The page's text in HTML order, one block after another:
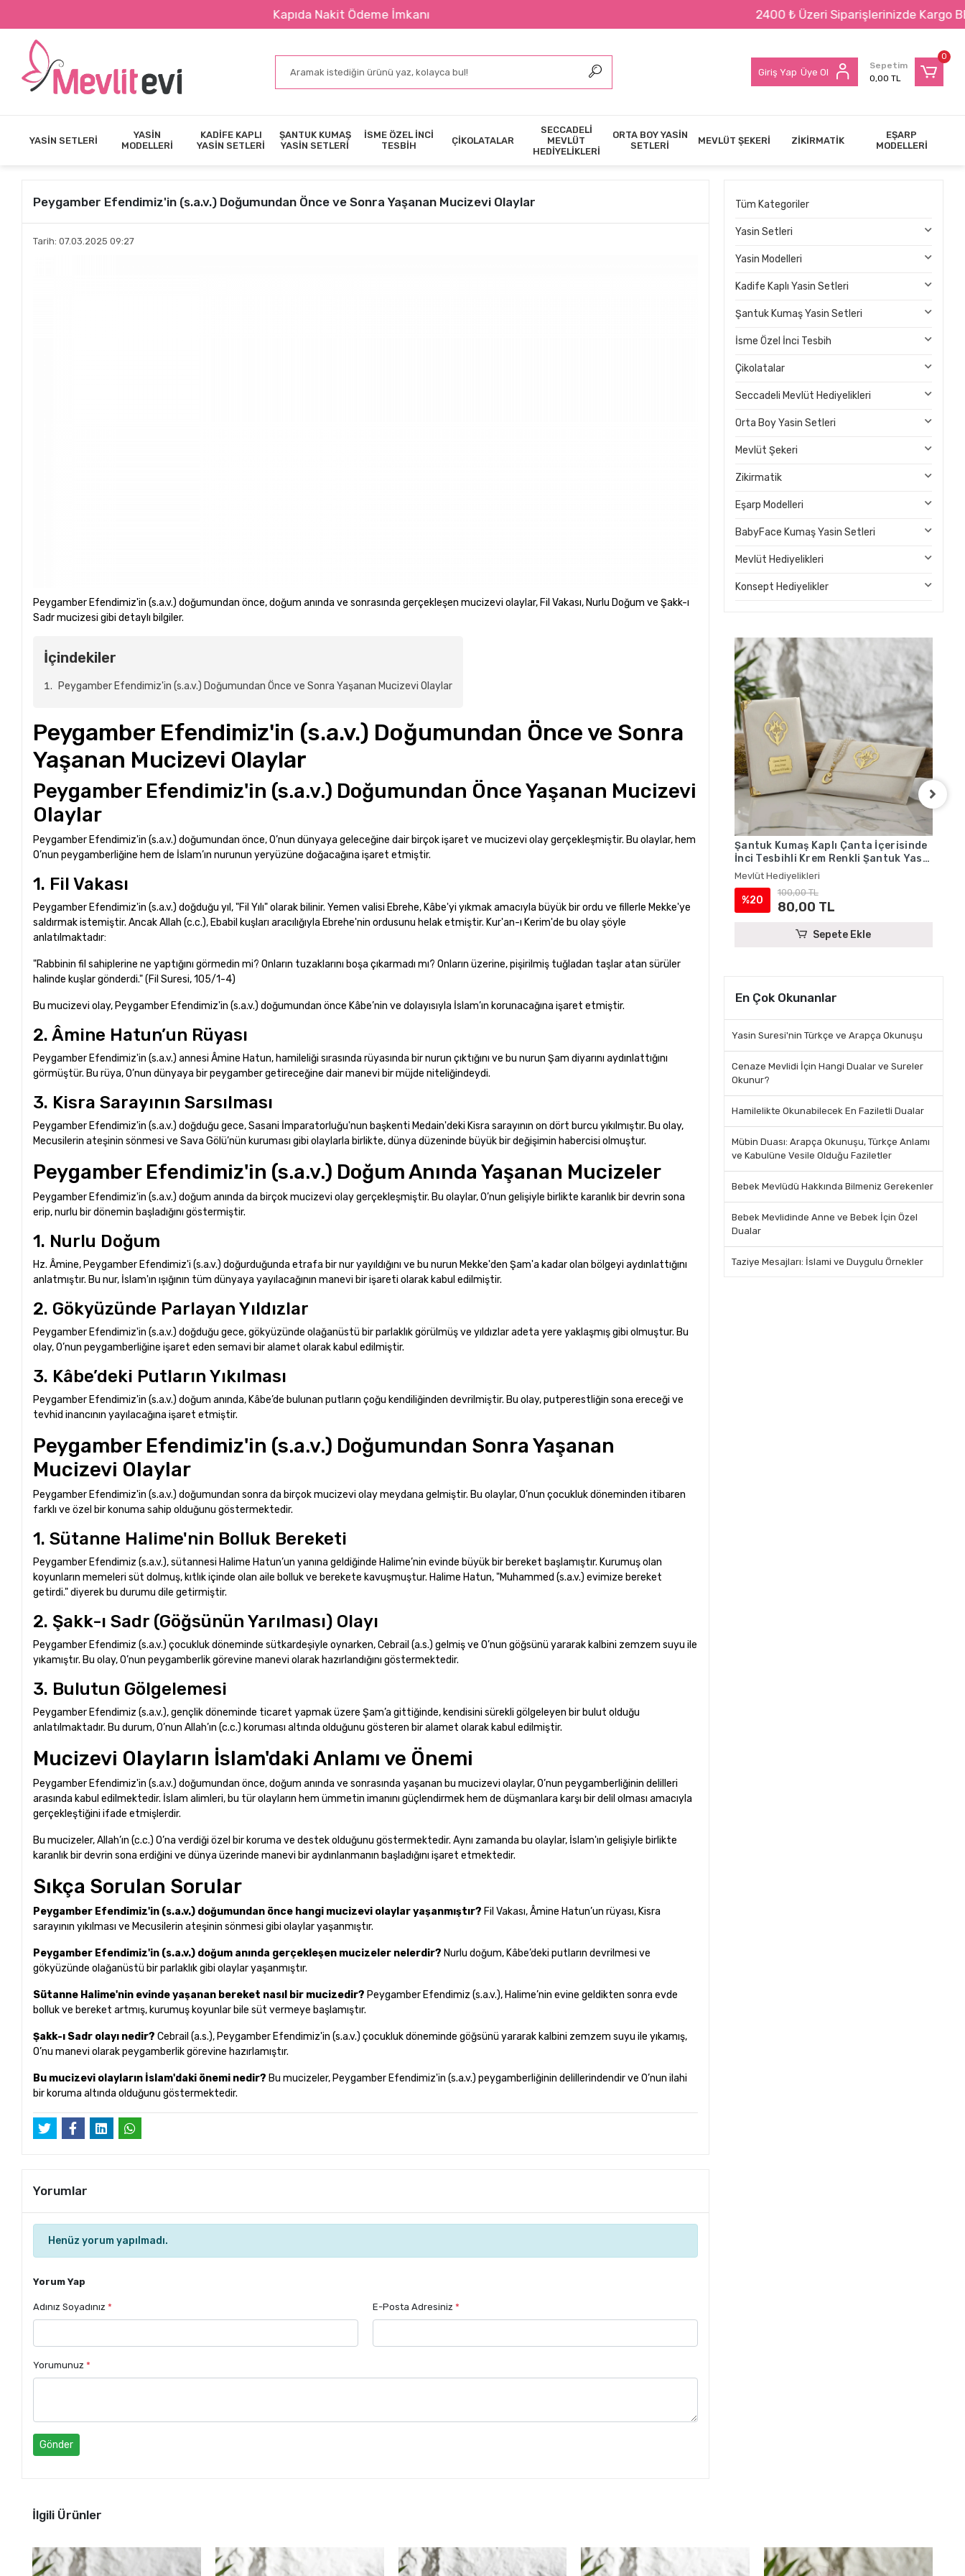
Kapıda Nakit Ödeme İmkanı 2400 ₺ Üzeri Siparişlerinizde Kargo BEDAVA !!!
Giriş Yap Üye Ol
0
Sepetim
0,00 TL
YASİN SETLERİ
YASİN
MODELLERİ
KADİFE KAPLI
YASİN SETLERİ
ŞANTUK KUMAŞ
YASİN SETLERİ
İSME ÖZEL İNCİ
TESBİH
ÇİKOLATALAR
SECCADELİ
MEVLÜT
HEDİYELİKLERİ
ORTA BOY YASİN
SETLERİ
MEVLÜT ŞEKERİ ZİKİRMATİK
EŞARP
MODELLERİ
Peygamber Efendimiz'in (s.a.v.) Doğumundan Önce ve Sonra Yaşanan Mucizevi Olaylar
Tarih: 07.03.2025 09:27
Peygamber Efendimiz'in (s.a.v.) doğumundan önce, doğum anında ve sonrasında gerçekleşen mucizevi olaylar, Fil Vakası, Nurlu Doğum ve Şakk-ı
Sadr mucizesi gibi detaylı bilgiler.
İçindekiler
Peygamber Efendimiz'in (s.a.v.) Doğumundan Önce ve Sonra Yaşanan Mucizevi Olaylar
Peygamber Efendimiz'in (s.a.v.) Doğumundan Önce ve Sonra
Yaşanan Mucizevi Olaylar
Peygamber Efendimiz'in (s.a.v.) Doğumundan Önce Yaşanan Mucizevi
Olaylar
Peygamber Efendimiz'in (s.a.v.) doğumundan önce, O’nun dünyaya geleceğine dair birçok işaret ve mucizevi olay gerçekleşmiştir. Bu olaylar, hem
O’nun peygamberliğine hem de İslam’ın nurunun yeryüzüne doğacağına işaret etmiştir.
1. Fil Vakası
Peygamber Efendimiz'in (s.a.v.) doğduğu yıl, "Fil Yılı" olarak bilinir. Yemen valisi Ebrehe, Kâbe'yi yıkmak amacıyla büyük bir ordu ve fillerle Mekke'ye
saldırmak istemiştir. Ancak Allah (c.c.), Ebabil kuşları aracılığıyla Ebrehe'nin ordusunu helak etmiştir. Kur'an-ı Kerim'de bu olay şöyle
anlatılmaktadır:
"Rabbinin fil sahiplerine ne yaptığını görmedin mi? Onların tuzaklarını boşa çıkarmadı mı? Onların üzerine, pişirilmiş tuğladan taşlar atan sürüler
halinde kuşlar gönderdi." (Fil Suresi, 105/1-4)
Bu mucizevi olay, Peygamber Efendimiz'in (s.a.v.) doğumundan önce Kâbe’nin ve dolayısıyla İslam’ın korunacağına işaret etmiştir.
2. Âmine Hatun’un Rüyası
Peygamber Efendimiz'in (s.a.v.) annesi Âmine Hatun, hamileliği sırasında rüyasında bir nurun çıktığını ve bu nurun Şam diyarını aydınlattığını
görmüştür. Bu rüya, O’nun dünyaya bir peygamber getireceğine dair manevi bir müjde niteliğindeydi.
3. Kisra Sarayının Sarsılması
Peygamber Efendimiz'in (s.a.v.) doğduğu gece, Sasani İmparatorluğu'nun başkenti Medain'deki Kisra sarayının on dört burcu yıkılmıştır. Bu olay,
Mecusilerin ateşinin sönmesi ve Sava Gölü’nün kuruması gibi olaylarla birlikte, dünya düzeninde büyük bir değişimin habercisi olmuştur.
Peygamber Efendimiz'in (s.a.v.) Doğum Anında Yaşanan Mucizeler
Peygamber Efendimiz'in (s.a.v.) doğum anında da birçok mucizevi olay gerçekleşmiştir. Bu olaylar, O’nun gelişiyle birlikte karanlık bir devrin sona
erip, nurlu bir dönemin başladığını göstermiştir.
1. Nurlu Doğum
Hz. Âmine, Peygamber Efendimiz'i (s.a.v.) doğurduğunda etrafa bir nur yayıldığını ve bu nurun Mekke'den Şam'a kadar olan bölgeyi aydınlattığını
anlatmıştır. Bu nur, İslam'ın ışığının tüm dünyaya yayılacağının manevi bir işareti olarak kabul edilmiştir.
2. Gökyüzünde Parlayan Yıldızlar
Peygamber Efendimiz'in (s.a.v.) doğduğu gece, gökyüzünde olağanüstü bir parlaklık görülmüş ve yıldızlar adeta yere yaklaşmış gibi olmuştur. Bu
olay, O’nun peygamberliğine işaret eden semavi bir alamet olarak kabul edilmiştir.
3. Kâbe’deki Putların Yıkılması
Peygamber Efendimiz'in (s.a.v.) doğum anında, Kâbe’de bulunan putların çoğu kendiliğinden devrilmiştir. Bu olay, putperestliğin sona ereceği ve
tevhid inancının yayılacağına işaret etmiştir.
Peygamber Efendimiz'in (s.a.v.) Doğumundan Sonra Yaşanan
Mucizevi Olaylar
Peygamber Efendimiz'in (s.a.v.) doğumundan sonra da birçok mucizevi olay meydana gelmiştir. Bu olaylar, O’nun çocukluk döneminden itibaren
farklı ve özel bir konuma sahip olduğunu göstermektedir.
1. Sütanne Halime'nin Bolluk Bereketi
Peygamber Efendimiz (s.a.v.), sütannesi Halime Hatun’un yanına geldiğinde Halime’nin evinde büyük bir bereket başlamıştır. Kurumuş olan
koyunların memeleri süt dolmuş, kıtlık içinde olan aile bolluk ve berekete kavuşmuştur. Halime Hatun, "Muhammed (s.a.v.) evimize bereket
getirdi." diyerek bu durumu dile getirmiştir.
2. Şakk-ı Sadr (Göğsünün Yarılması) Olayı
Peygamber Efendimiz (s.a.v.) çocukluk döneminde sütkardeşiyle oynarken, Cebrail (a.s.) gelmiş ve O’nun göğsünü yararak kalbini zemzem suyu ile
yıkamıştır. Bu olay, O’nun peygamberlik görevine manevi olarak hazırlandığını göstermektedir.
3. Bulutun Gölgelemesi
Peygamber Efendimiz (s.a.v.), gençlik döneminde ticaret yapmak üzere Şam’a gittiğinde, kendisini sürekli gölgeleyen bir bulut olduğu
anlatılmaktadır. Bu durum, O’nun Allah’ın (c.c.) koruması altında olduğunu gösteren bir alamet olarak kabul edilmiştir.
Mucizevi Olayların İslam'daki Anlamı ve Önemi
Peygamber Efendimiz'in (s.a.v.) doğumundan önce, doğum anında ve sonrasında yaşanan bu mucizevi olaylar, O’nun peygamberliğinin delilleri
arasında kabul edilmektedir. İslam alimleri, bu tür olayların hem ümmetin imanını güçlendirmek hem de düşmanlara karşı bir delil olması amacıyla
gerçekleştiğini ifade etmişlerdir.
Bu mucizeler, Allah’ın (c.c.) O’na verdiği özel bir koruma ve destek olduğunu göstermektedir. Aynı zamanda bu olaylar, İslam'ın gelişiyle birlikte
karanlık bir devrin sona erdiğini ve dünya üzerinde manevi bir aydınlanmanın başladığını işaret etmektedir.
Sıkça Sorulan Sorular
Peygamber Efendimiz'in (s.a.v.) doğumundan önce hangi mucizevi olaylar yaşanmıştır? Fil Vakası, Âmine Hatun’un rüyası, Kisra
sarayının yıkılması ve Mecusilerin ateşinin sönmesi gibi olaylar yaşanmıştır.
Peygamber Efendimiz'in (s.a.v.) doğum anında gerçekleşen mucizeler nelerdir? Nurlu doğum, Kâbe’deki putların devrilmesi ve
gökyüzünde olağanüstü bir parlaklık gibi olaylar yaşanmıştır.
Sütanne Halime'nin evinde yaşanan bereket nasıl bir mucizedir? Peygamber Efendimiz (s.a.v.), Halime’nin evine geldikten sonra evde
bolluk ve bereket artmış, kurumuş koyunlar bile süt vermeye başlamıştır.
Şakk-ı Sadr olayı nedir? Cebrail (a.s.), Peygamber Efendimiz'in (s.a.v.) çocukluk döneminde göğsünü yararak kalbini zemzem suyu ile yıkamış,
O’nu manevi olarak peygamberlik görevine hazırlamıştır.
Bu mucizevi olayların İslam'daki önemi nedir? Bu mucizeler, Peygamber Efendimiz'in (s.a.v.) peygamberliğinin delillerindendir ve O’nun ilahi
bir koruma altında olduğunu göstermektedir.
Yorumlar
Henüz yorum yapılmadı.
Yorum Yap
Adınız Soyadınız* E-Posta Adresiniz*
Yorumunuz*
Gönder
Tüm Kategoriler
Yasin Setleri
Yasin Modelleri
Kadife Kaplı Yasin Setleri
Şantuk Kumaş Yasin Setleri
İsme Özel İnci Tesbih
Çikolatalar
Seccadeli Mevlüt Hediyelikleri
Orta Boy Yasin Setleri
Mevlüt Şekeri
Zikirmatik
Eşarp Modelleri
BabyFace Kumaş Yasin Setleri
Mevlüt Hediyelikleri
Konsept Hediyelikler
Şantuk Kumaş Kaplı Çanta İçerisinde
İnci Tesbihli Krem Renkli Şantuk Yasin
Kitabı Seti - Mevlüt Hediyelikleri
Mevlüt Hediyelikleri
%20
100,00 TL
80,00 TL
Sepete Ekle
En Çok Okunanlar
Yasin Suresi'nin Türkçe ve Arapça Okunuşu
Cenaze Mevlidi İçin Hangi Dualar ve Sureler
Okunur?
Hamilelikte Okunabilecek En Faziletli Dualar
Mübin Duası: Arapça Okunuşu, Türkçe Anlamı
ve Kabulüne Vesile Olduğu Faziletler
Bebek Mevlüdü Hakkında Bilmeniz Gerekenler
Bebek Mevlidinde Anne ve Bebek İçin Özel
Dualar
Taziye Mesajları: İslami ve Duygulu Örnekler
İlgili Ürünler